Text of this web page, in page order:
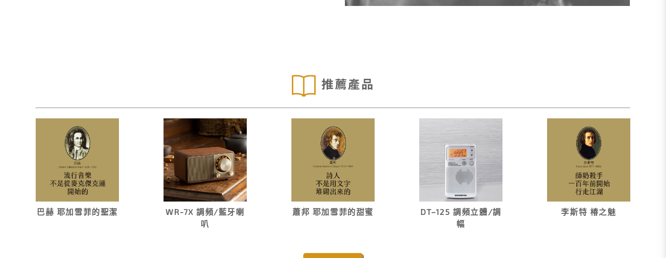
推薦產品
巴赫 耶加雪菲的聖潔
WR-7X 調頻/藍牙喇
叭
蕭邦 耶加雪菲的甜蜜
DT–125 調頻立體∕調
幅
李斯特 椿之魅